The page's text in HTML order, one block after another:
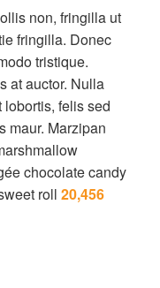
non, fringilla ut
fringilla. Donec
tristique.
at auctor. Nulla
felis sed
maur. Marzipan
chocolate candy
roll20,456